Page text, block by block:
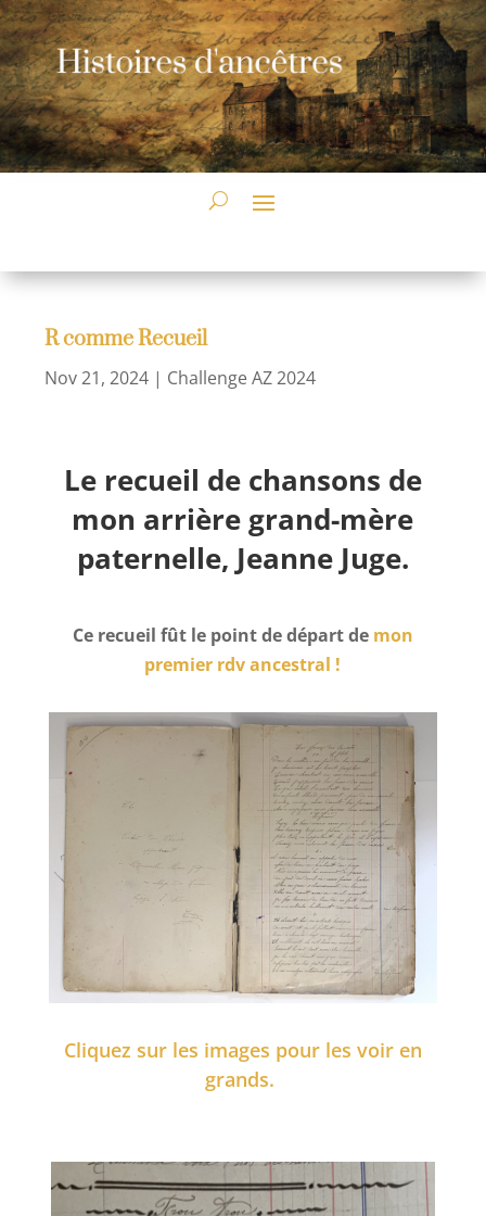
R comme Recueil
Nov 21, 2024 | Challenge AZ 2024
Le recueil de chansons de
mon arrière grand-mère
paternelle, Jeanne Juge.
Ce recueil fût le point de départ de mon
premier rdv ancestral !
Cliquez sur les images pour les voir en
grands.